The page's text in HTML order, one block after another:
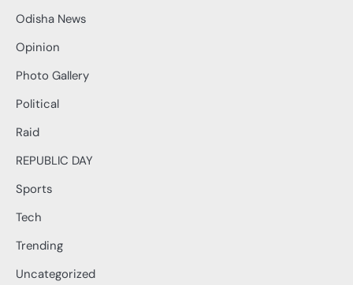
Odisha News
Opinion
Photo Gallery
Political
Raid
REPUBLIC DAY
Sports
Tech
Trending
Uncategorized